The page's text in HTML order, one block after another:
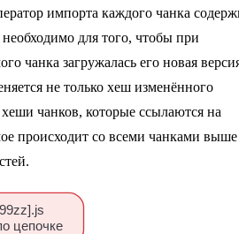
импорта каждого чанка
для того, чтобы при
чанка загружалась его новая
не только хеш изменённого
чанков, которые ссылаются на
происходит со всеми чанками выше
цепочке